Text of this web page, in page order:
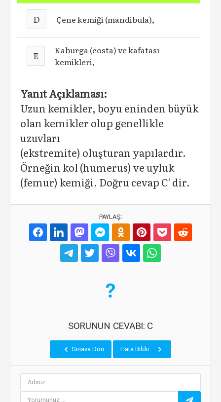
D Çene kemiği (mandibula),
E
Kaburga (costa) ve kafatası
kemikleri,
Yanıt Açıklaması:
Uzun kemikler, boyu eninden büyük
olan kemikler olup genellikle
uzuvları
(ekstremite) oluşturan yapılardır.
Örneğin kol (humerus) ve uyluk
(femur) kemiği. Doğru cevap C' dir.
PAYLAŞ:
SORUNUN CEVABI: C
Sınava Dön Hata Bildir